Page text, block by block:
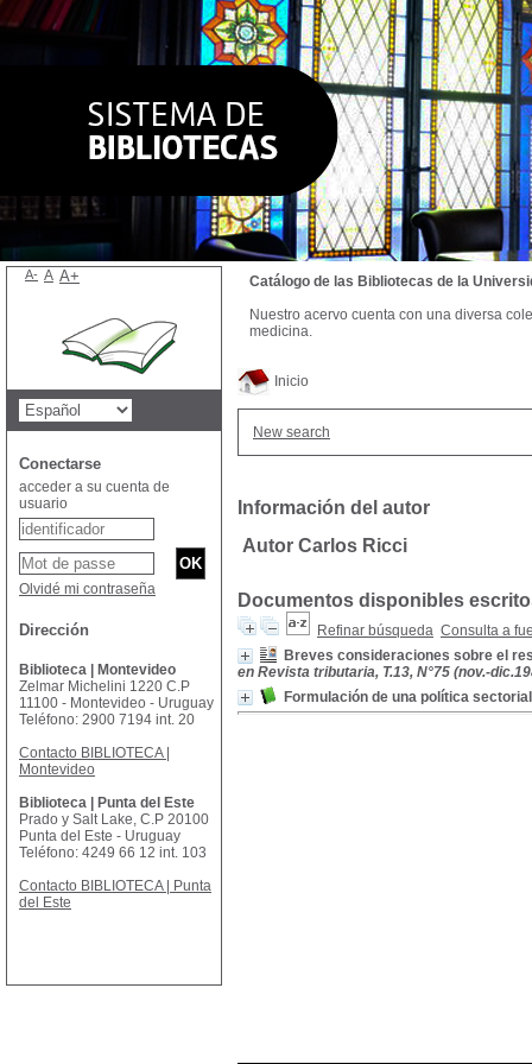
Inicio
New search
Información del autor
Autor Carlos Ricci
Documentos disponibles
Refinar búsqueda Consulta a
Breves consideraciones sobre el
en Revista tributaria, T.13, N°75 (nov.-
Formulación de una política
Catálogo de las Bibliotecas de la
Nuestro acervo cuenta con una diversa
medicina.
A- A A+
Conectarse
acceder a su cuenta de
usuario
Olvidé mi contraseña
Dirección
Biblioteca | Montevideo
Zelmar Michelini 1220 C.P
11100 - Montevideo - Uruguay
Teléfono: 2900 7194 int. 20
Contacto BIBLIOTECA |
Montevideo
Biblioteca | Punta del Este
Prado y Salt Lake, C.P 20100
Punta del Este - Uruguay
Teléfono: 4249 66 12 int. 103
Contacto BIBLIOTECA | Punta
del Este